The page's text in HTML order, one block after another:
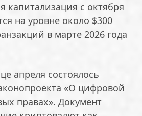
капитализация с октября
на уровне около $300
в марте 2026 года
апреля состоялось
«О цифровой
правах». Документ